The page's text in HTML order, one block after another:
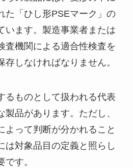
た「ひし形PSEマーク」の
います。製造事業者または
査機関による適合性検査を
しなければなりません。
るものとして扱われる代表
品があります。ただし、
よって判断が分かれること
は対象品目の定義と照らし
す。